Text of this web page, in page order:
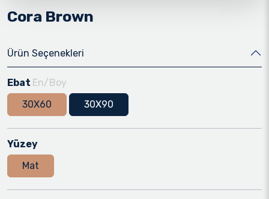
Cora Brown
Ürün Seçenekleri
Ebat En/Boy
30X60
30X90
Yüzey
Mat